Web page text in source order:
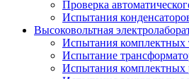
Проверка
Испытания
Высоковольтная
Испытания комплектных
Испытание
Испытания комплектных